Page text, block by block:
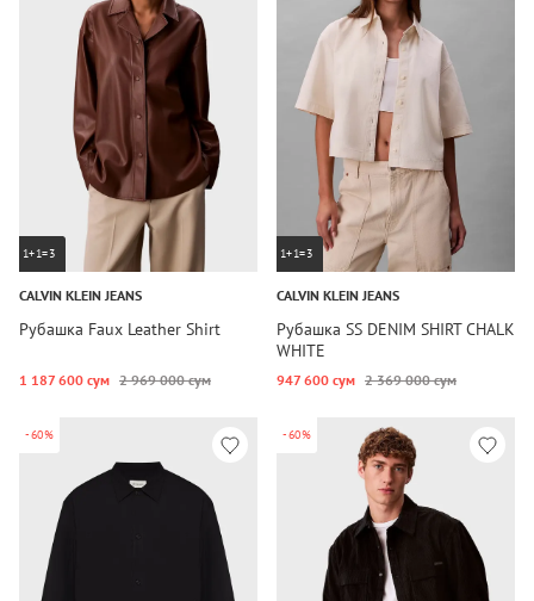
1+1=3
CALVIN KLEIN JEANS
Рубашка Faux Leather Shirt
1 187 600 сум 2 969 000 сум
1+1=3
CALVIN KLEIN JEANS
Рубашка SS DENIM SHIRT CHALK
WHITE
947 600 сум 2 369 000 сум
-60% -60%